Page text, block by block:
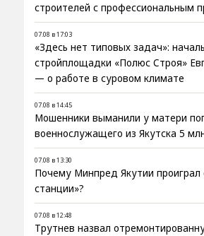
строителей с профессиональным
07.08 в 17:03
«Здесь нет типовых задач»:
стройплощадки «Полюс Строя»
— о работе в суровом климате
07.08 в 14:45
Мошенники выманили у матери
военнослужащего из Якутска 5
07.08 в 13:30
Почему Минпред Якутии проиграл
станции»?
07.08 в 12:48
Трутнев назвал